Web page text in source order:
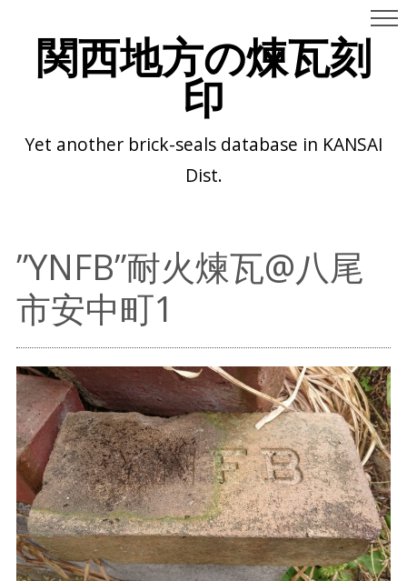
関西地方の煉瓦刻
印
Yet another brick-seals database in KANSAI
Dist.
”YNFB”耐火煉瓦@八尾
市安中町1